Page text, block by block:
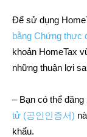
Để sử dụng
bằng Chứng thực
khoản HomeTax
những thuận lợi
– Bạn có thể
tử (공인인증서)
khẩu.